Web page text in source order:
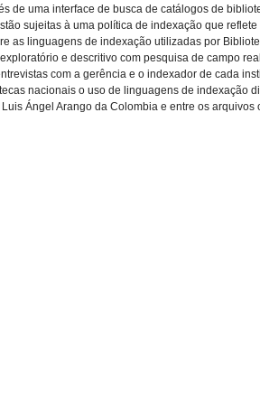
de uma interface de busca de catálogos de
sujeitas à uma política de indexação que
as linguagens de indexação utilizadas por
e descritivo com pesquisa de campo
com a gerência e o indexador de cada
nacionais o uso de linguagens de indexação
Ángel Arango da Colombia e entre os